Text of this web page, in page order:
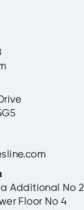
Additional No
Floor No 4